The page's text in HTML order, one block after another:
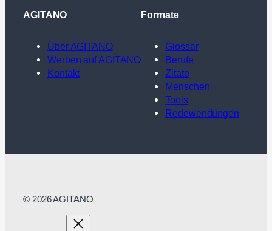
AGITANO
Über AGITANO
Werben auf AGITANO
Kontakt
Formate
Glossar
Berufe
Zitate
Menschen
Tools
Redewendungen
© 2026 AGITANO